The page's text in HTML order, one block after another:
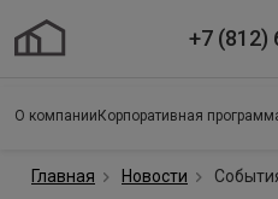
+7 (812)
О компании Корпоративная
Главная Новости